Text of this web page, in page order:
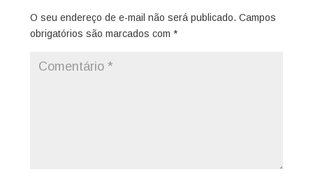
O seu endereço de e-mail não será publicado. Campos
obrigatórios são marcados com *